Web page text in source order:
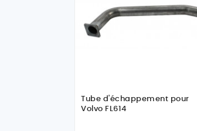
Tube d'échappement pour
Volvo FL614